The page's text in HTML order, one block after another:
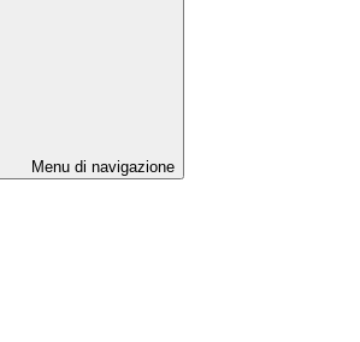
Menu di navigazione